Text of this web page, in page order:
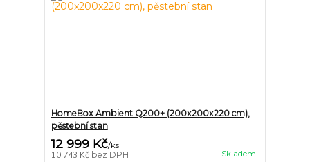
HomeBox Ambient Q200+ (200x200x220 cm),
pěstební stan
12 999 Kč/ks
10 743 Kč bez DPH Skladem